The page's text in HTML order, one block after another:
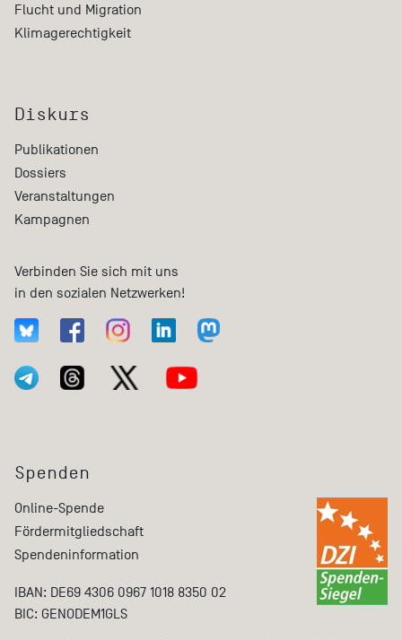
Flucht und Migration
Klimagerechtigkeit
Diskurs
Publikationen
Dossiers
Veranstaltungen
Kampagnen
Verbinden Sie sich mit uns
in den sozialen Netzwerken!
Spenden
Online-Spende
Fördermitgliedschaft
Spendeninformation
IBAN: DE69 4306 0967 1018 8350 02
BIC: GENODEM1GLS